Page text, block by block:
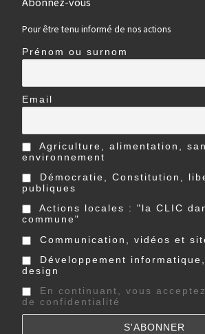
Pour être tenu informé de nos actions
Prénom ou surnom
Email
Agriculture, alimentation,
environnement
Démocratie, Constitution,
publiques
Actions locales : "la CLIC
commune"
Communication, vidéos et
Développement
design
En continuant, vous
de confidentialité